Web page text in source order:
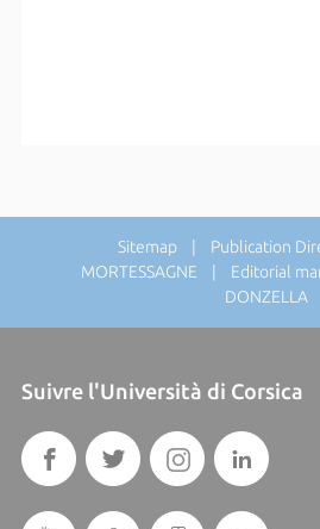
Sitemap| Publication
MORTESSAGNE | Editorial
DONZELLA
Suivre l'Università di Corsica